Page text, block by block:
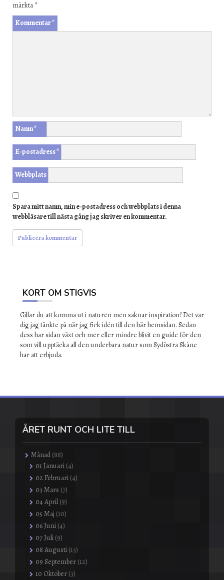
märkta *
Kommentar*
Namn*
E-postadress*
Webbplats
Spara mitt namn, min e-postadress och webbplats i denna
webbläsare till nästa gång jag skriver en kommentar.
KORT OM STIGVIS
Gillar du att komma ut i naturen men saknar inspiration? Det var
dig jag tänkte på när jag fick idén till den här hemsidan. Sedan
dess har sidan växt och mer eller mindre blivit en guide för den
som vill upptäcka all den underbara natur som Sydöstra Skåne
har att erbjuda.
ÅRET RUNT OCH LITE TILL
Månad (88)
01 Januari (4)
02 Februari (4)
03 Mars (7)
04 April (9)
05 Maj (10)
06 Juni (4)
07 Juli (9)
08 Augusti (13)
09 September (12)
10 Oktober (3)